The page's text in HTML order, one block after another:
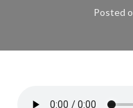
Posted